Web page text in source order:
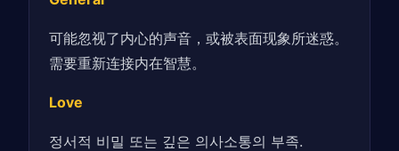
可能忽视了内心的声音，或被表面现象所迷惑。
需要重新连接内在智慧。
Love
정서적 비밀 또는 깊은 의사소통의 부족.